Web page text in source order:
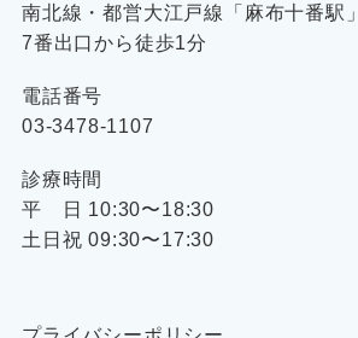
南北線・都営大江戸線「麻布十番駅」
7番出口から徒歩1分
電話番号
03-3478-1107
診療時間
平 日 10:30〜18:30
土日祝 09:30〜17:30